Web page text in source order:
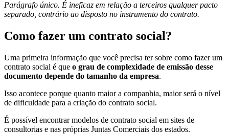
Parágrafo único. É ineficaz em relação a terceiros qualquer pacto
separado, contrário ao disposto no instrumento do contrato.
Como fazer um contrato social?
Uma primeira informação que você precisa ter sobre como fazer um
contrato social é que o grau de complexidade de emissão desse
documento depende do tamanho da empresa.
Isso acontece porque quanto maior a companhia, maior será o nível
de dificuldade para a criação do contrato social.
É possível encontrar modelos de contrato social em sites de
consultorias e nas próprias Juntas Comerciais dos estados.